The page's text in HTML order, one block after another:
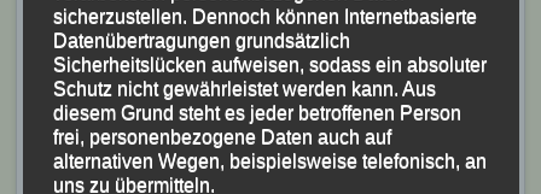
Ruhstorf);
Schüler M 14 (1800 m):1. Moritz Brandl, 2. Valentin
Baier (beide LG Passau), 3. Philipp Rieger (SVG
Ruhstorf);
Schüler M 15 (1800 m):1. Julian Hartmann (LAC
Passau), 2. Jakob Wiesbeck (LVR Geiselhöring),
sicherzustellen. Dennoch können Internetbasierte
Datenübertragungen grundsätzlich
Sicherheitslücken aufweisen, sodass ein absoluter
Schutz nicht gewährleistet werden kann. Aus
diesem Grund steht es jeder betroffenen Person
frei, personenbezogene Daten auch auf
alternativen Wegen, beispielsweise telefonisch, an
uns zu übermitteln.